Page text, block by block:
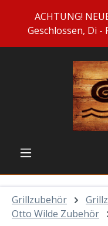
Zum Hauptinhalt
ACHTUNG!
Geschlossen, Di -
Grillzubehör
Otto Wilde Zubehör